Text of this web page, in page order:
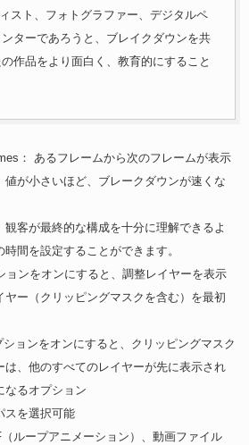
スト、フォトグラファー、デジタルペ
ターであろうと、ブレイクダウンを共
作品をより面白く、教育的にすること
： あるフレームから次のフレームが表示
値が小さいほど、ブレークダウンが速くな
客が最終的な構成を十分に理解できるよ
間を設定することができます。
ョンをオンにすると、調整レイヤーを表示
ヤー（クリッピングマスクを含む）を最初
ョンをオンにすると、クリッピングマスク
は、他のすべてのレイヤーが先に表示され
なるオプション
スを選択可能
ループアニメーション）、動画ファイル